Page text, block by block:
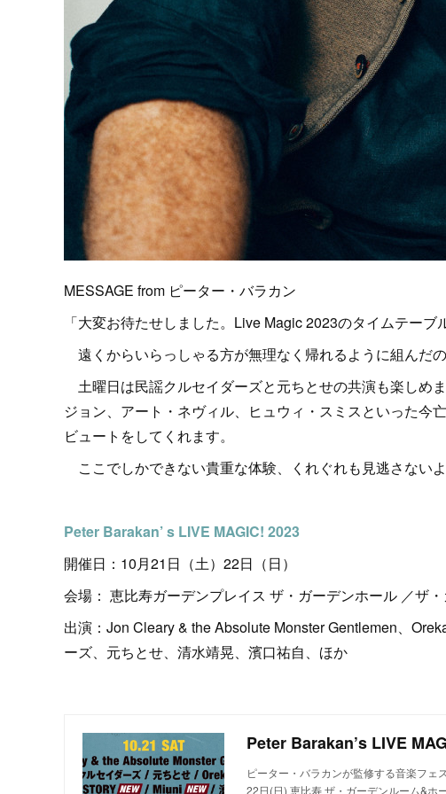
MESSAGE from ピーター・バラカン
「大変お待たせしました。Live Magic 2023のタイムテーブ
遠くからいらっしゃる方が無理なく帰れるように組んだ
土曜日は民謡クルセイダーズと元ちとせの共演も楽しめ
ジョン、アート・ネヴィル、ヒュウィ・スミスといった今
ビュートをしてくれます。
ここでしかできない貴重な体験、くれぐれも見逃さないよ
Peter Barakan’ s LIVE MAGIC! 2023
開催日：10月21日（土）22日（日）
会場： 恵比寿ガーデンプレイス ザ・ガーデンホール ／ザ
出演：Jon Cleary & the Absolute Monster Gentlemen、
ーズ、元ちとせ、清水靖晃、濱口祐自、ほか
ピーター・バラカンが監修する音楽フェ
22日(日) 恵比寿 ザ・ガーデンルーム&ホ